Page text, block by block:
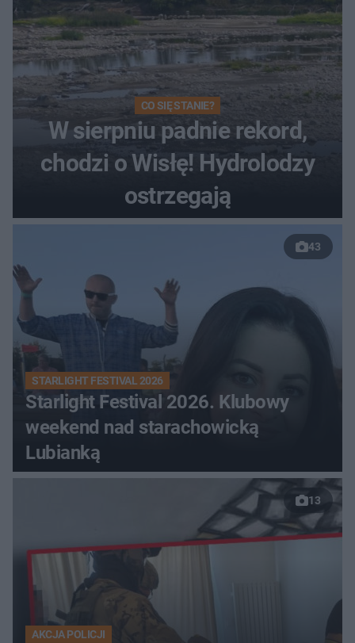
CO SIĘ STANIE?
W sierpniu padnie rekord,
chodzi o Wisłę! Hydrolodzy
ostrzegają
43
STARLIGHT FESTIVAL 2026
Starlight Festival 2026. Klubowy
weekend nad starachowicką
Lubianką
13
AKCJA POLICJI